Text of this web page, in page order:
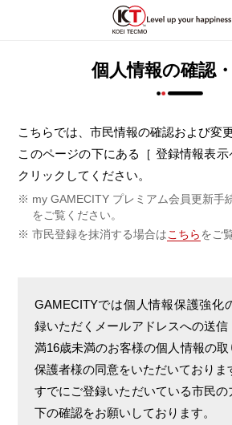
個人情報の確認
こちらでは、市民情報の確認および変
このページの下にある
［ 登録情報表示
クリックしてください。
my GAMECITY プレミアム会員更新手
をご覧ください。
市民登録を抹消する場合はこちら をご
GAMECITYでは個人情報保護強化
録いただくメールアドレスへの送信
満16歳未満のお客様の個人情報の取
保護者様の同意をいただいておりま
すでにご登録いただいている市民の
下の確認をお願いしております。